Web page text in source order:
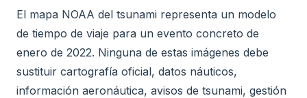
El mapa NOAA del tsunami representa un modelo
de tiempo de viaje para un evento concreto de
enero de 2022. Ninguna de estas imágenes debe
sustituir cartografía oficial, datos náuticos,
información aeronáutica, avisos de tsunami, gestión